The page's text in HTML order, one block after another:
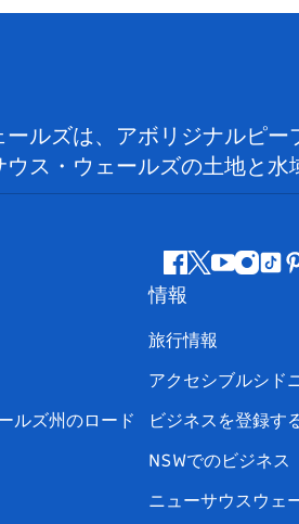
ルズは、アボリジナルピ
ス・ウェールズの土地と
フ
ェ
イ
ブ
ッ
ツ
ッ
ー
ユ
ー
ブ
イ
グ
ラ
テ
ト
ッ
ルズ州のロード
情報
旅行情報
アクセシブルシド
ビジネスを登録す
NSWでのビジネス
ニューサウスウェ